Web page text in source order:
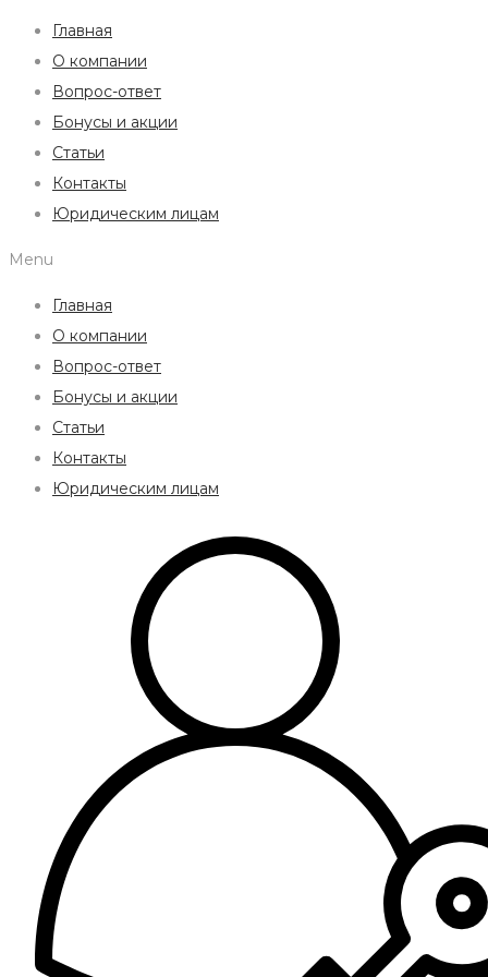
Главная
О компании
Вопрос-ответ
Бонусы и акции
Статьи
Контакты
Юридическим лицам
Menu
Главная
О компании
Вопрос-ответ
Бонусы и акции
Статьи
Контакты
Юридическим лицам